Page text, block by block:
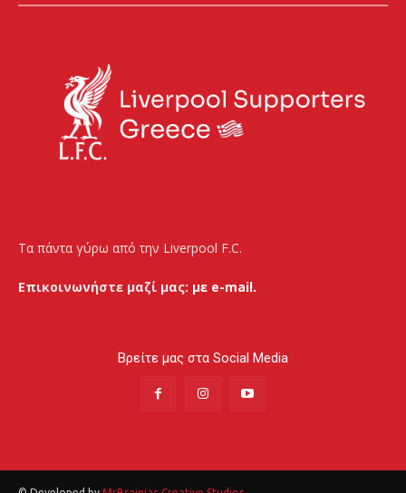
Τα πάντα γύρω από την Liverpool F.C.
Επικοινωνήστε μαζί μας: με e-mail.
Βρείτε μας στα Social Media